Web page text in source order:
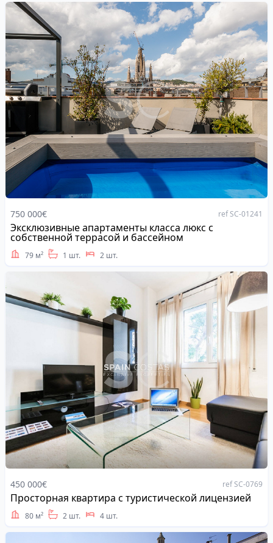
750 000€ ref SC-01241
Address
Эксклюзивные апартаменты класса люкс с
собственной террасой и бассейном
79 м² 1 шт. 2 шт.
450 000€ ref SC-0769
Address
Просторная квартира с туристической лицензией
80 м² 2 шт. 4 шт.